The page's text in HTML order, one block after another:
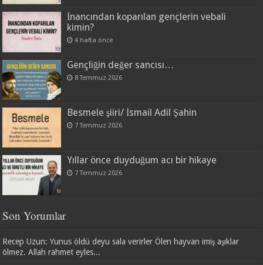
İnancından koparılan gençlerin vebali
kimin?
4 hafta önce
Gençliğin değer sancısı…
8 Temmuz 2026
Besmele şiiri/ İsmail Adil Şahin
7 Temmuz 2026
Yıllar önce duyduğum acı bir hikaye
7 Temmuz 2026
Son Yorumlar
Recep Uzun: Yunus öldü deyu sala verirler Ölen hayvan imiş aşıklar
ölmez. Allah rahmet eyles...